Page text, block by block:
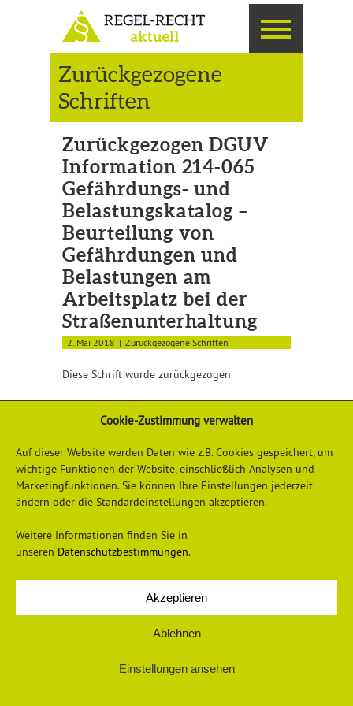
Cookie-Zustimmung verwalten
Auf dieser Website werden Daten wie z.B. Cookies gespeichert, um
wichtige Funktionen der Website, einschließlich Analysen und
Marketingfunktionen. Sie können Ihre Einstellungen jederzeit
ändern oder die Standardeinstellungen akzeptieren.
Weitere Informationen finden Sie in
unseren Datenschutzbestimmungen.
Akzeptieren
Ablehnen
Einstellungen ansehen
Zurückgezogene
Schriften
Zurückgezogen DGUV
Information 214-065
Gefährdungs- und
Belastungskatalog –
Beurteilung von
Gefährdungen und
Belastungen am
Arbeitsplatz bei der
Straßenunterhaltung
2. Mai 2018 Zurückgezogene Schriften
Diese Schrift wurde zurückgezogen
Datenschutzerklärung
© 2026 Universum Verlag